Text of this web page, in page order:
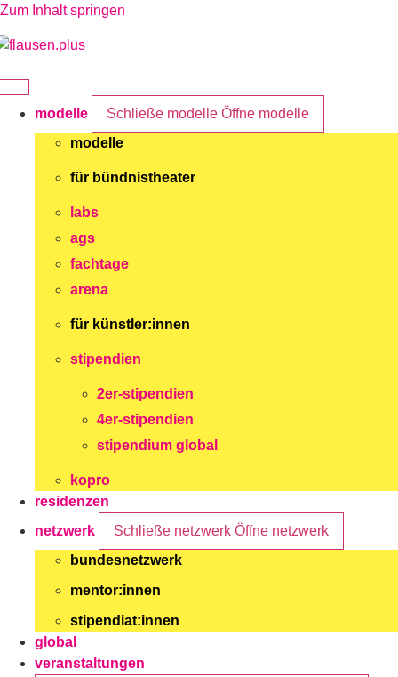
Zum Inhalt springen
modelle Schließe modelle Öffne modelle
modelle
für bündnistheater
labs
ags
fachtage
arena
für künstler:innen
stipendien
2er-stipendien
4er-stipendien
stipendium global
kopro
residenzen
netzwerk
Schließe netzwerk Öffne netzwerk
bundesnetzwerk
mentor:innen
stipendiat:innen
global
veranstaltungen